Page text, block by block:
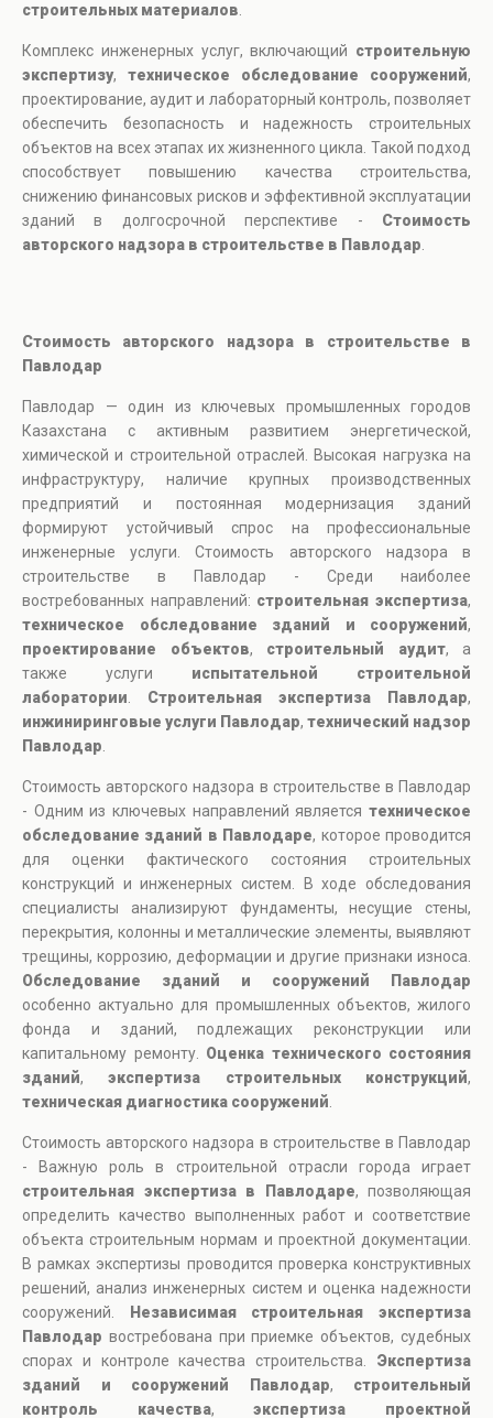
строительных материалов
Комплекс инженерных услуг, включающий строительную
экспертизу, техническое обследование сооружений,
проектирование, аудит и лабораторный контроль, позволяет
обеспечить безопасность и надежность строительных
объектов на всех этапах их жизненного цикла. Такой подход
способствует повышению качества строительства,
снижению финансовых рисков и эффективной эксплуатации
зданий в долгосрочной перспективе - Стоимость
авторского надзора в строительстве в Павлодар
Стоимость авторского надзора в строительстве в
Павлодар
Павлодар — один из ключевых промышленных городов
Казахстана с активным развитием энергетической,
химической и строительной отраслей. Высокая нагрузка на
инфраструктуру, наличие крупных производственных
предприятий и постоянная модернизация зданий
формируют устойчивый спрос на профессиональные
инженерные услуги. Стоимость авторского надзора в
строительстве в Павлодар - Среди наиболее
востребованных направлений: строительная экспертиза,
техническое обследование зданий и сооружений,
проектирование объектов, строительный аудит, а
также услуги испытательной строительной
лаборатории
Строительная экспертиза Павлодар,
инжиниринговые услуги Павлодар, технический надзор
Павлодар
Стоимость авторского надзора в строительстве в Павлодар
- Одним из ключевых направлений является техническое
обследование зданий в Павлодаре, которое проводится
для оценки фактического состояния строительных
конструкций и инженерных систем. В ходе обследования
специалисты анализируют фундаменты, несущие стены,
перекрытия, колонны и металлические элементы, выявляют
трещины, коррозию, деформации и другие признаки износа.
Обследование зданий и сооружений Павлодар
особенно актуально для промышленных объектов, жилого
фонда и зданий, подлежащих реконструкции или
капитальному ремонту. Оценка технического состояния
зданий,экспертиза строительных конструкций,
техническая диагностика сооружений
Стоимость авторского надзора в строительстве в Павлодар
- Важную роль в строительной отрасли города играет
строительная экспертиза в Павлодаре, позволяющая
определить качество выполненных работ и соответствие
объекта строительным нормам и проектной документации.
В рамках экспертизы проводится проверка конструктивных
решений, анализ инженерных систем и оценка надежности
сооружений.
Независимая строительная экспертиза
Павлодар востребована при приемке объектов, судебных
спорах и контроле качества строительства. Экспертиза
зданий и сооружений Павлодар, строительный
контроль качества,экспертиза проектной